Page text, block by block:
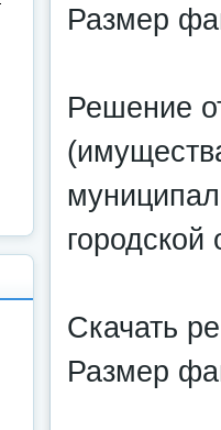
Размер
Решение
городской
Скачать
Размер